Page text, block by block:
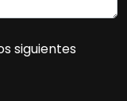
siguientes